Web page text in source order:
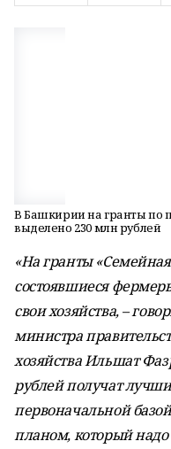
В Башкирии на гранты по
выделено 230 млн рублей
«На гранты
состоявшиеся
свои хозяйства, –
министра
хозяйства Ильшат
рублей получат
первоначальной
планом, который надо